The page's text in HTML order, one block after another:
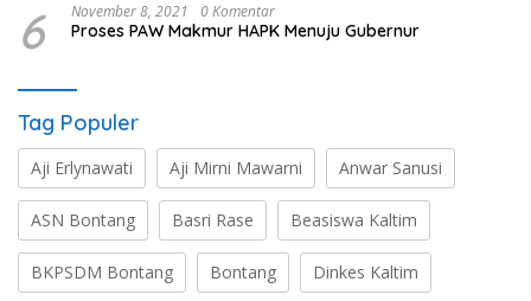
6 November 8, 2021 0 Komentar
Proses PAW Makmur HAPK Menuju Gubernur
Tag Populer
Aji Erlynawati Aji Mirni Mawarni Anwar Sanusi
ASN Bontang Basri Rase Beasiswa Kaltim
BKPSDM Bontang Bontang Dinkes Kaltim